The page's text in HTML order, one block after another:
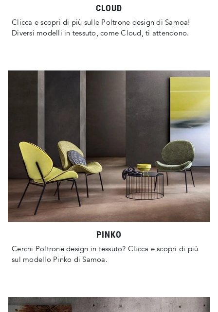
CLOUD
Clicca e scopri di più sulle Poltrone design di Samoa!
Diversi modelli in tessuto, come Cloud, ti attendono.
PINKO
Cerchi Poltrone design in tessuto? Clicca e scopri di più
sul modello Pinko di Samoa.